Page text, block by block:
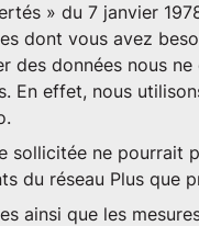
» du 7 janvier
dont vous avez
des données nous
En effet, nous
sollicitée ne pourrait
du réseau Plus que
ainsi que les